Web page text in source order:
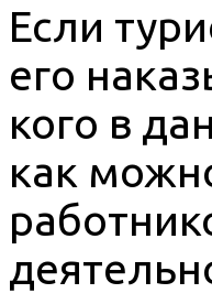
Если
его
кого в
как